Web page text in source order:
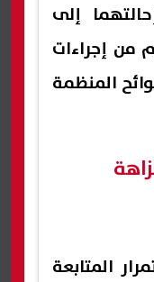
إلى
من إجراءات
المنظمة
المتابعة